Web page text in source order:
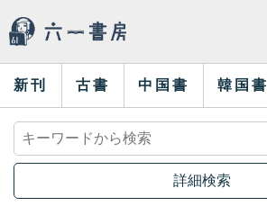
新刊 古書 中国書 韓国書
詳細検索